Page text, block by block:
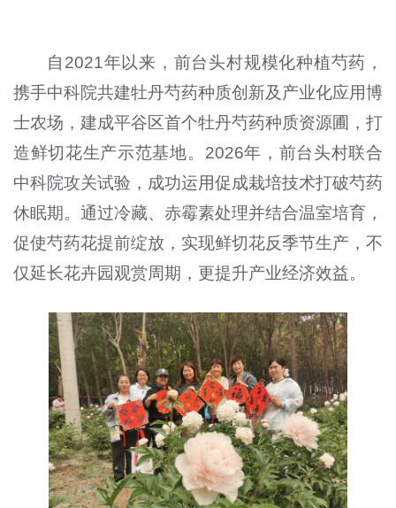
自2021年以来，前台头村规模化种植芍药，
携手中科院共建牡丹芍药种质创新及产业化应用博
士农场，建成平谷区首个牡丹芍药种质资源圃，打
造鲜切花生产示范基地。2026年，前台头村联合
中科院攻关试验，成功运用促成栽培技术打破芍药
休眠期。通过冷藏、赤霉素处理并结合温室培育，
促使芍药花提前绽放，实现鲜切花反季节生产，不
仅延长花卉园观赏周期，更提升产业经济效益。